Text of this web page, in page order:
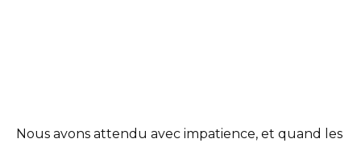
Nous avons attendu avec impatience, et quand les